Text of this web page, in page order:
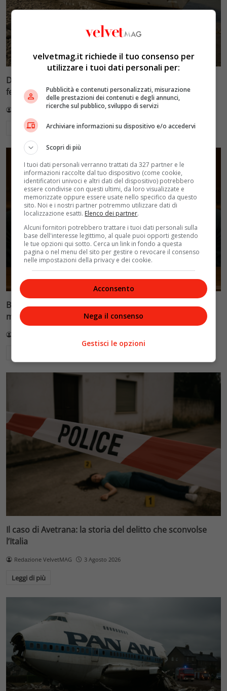
Danubio a livelli minimi record: le crociere fluviali si
fermano a Budapest
Redazione VelvetMAG 5 Agosto 2026
Leggi di più
Blasi vs Totti: il giudice riduce l’assegno di
mantenimento a 10.900 euro
Il caso di Avetrana: la storia del delitto che sconvolse
l’Italia
Redazione VelvetMAG 3 Agosto 2026
Leggi di più
velvetmag.it richiede il tuo consenso per
utilizzare i tuoi dati personali per:
Pubblicità e contenuti personalizzati, misurazione
delle prestazioni dei contenuti e degli annunci,
ricerche sul pubblico, sviluppo di servizi
Archiviare informazioni su dispositivo e/o accedervi
Scopri di più
I tuoi dati personali verranno trattati da 327 partner e le
informazioni raccolte dal tuo dispositivo (come cookie,
identificatori univoci e altri dati del dispositivo) potrebbero
essere condivise con questi ultimi, da loro visualizzate e
memorizzate oppure essere usate nello specifico da questo
sito. Noi e i nostri partner potremmo utilizzare dati di
localizzazione esatti. Elenco dei partner.
Alcuni fornitori potrebbero trattare i tuoi dati personali sulla
base dell'interesse legittimo, al quale puoi opporti gestendo
le tue opzioni qui sotto. Cerca un link in fondo a questa
pagina o nel menu del sito per gestire o revocare il consenso
nelle impostazioni della privacy e dei cookie.
Acconsento
Nega il consenso
Gestisci le opzioni